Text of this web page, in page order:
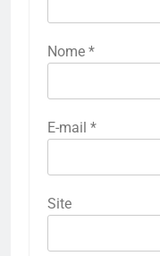
Nome *
E-mail *
Site